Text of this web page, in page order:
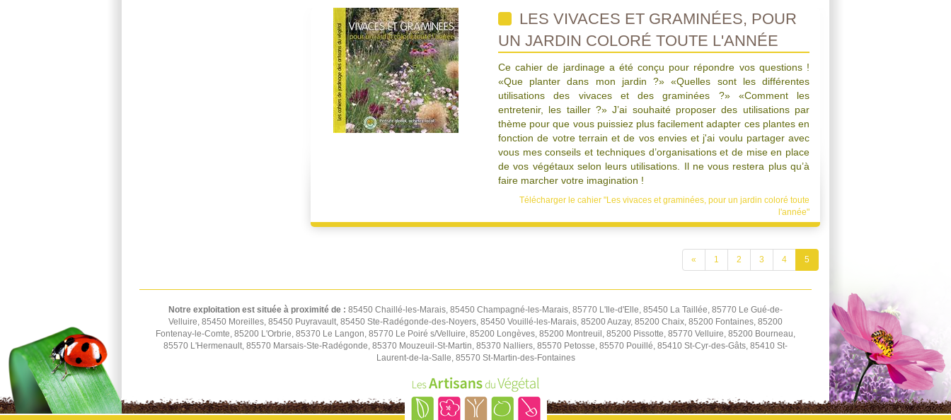
LES VIVACES ET GRAMINÉES, POUR
UN JARDIN COLORÉ TOUTE L'ANNÉE
Ce cahier de jardinage a été conçu pour répondre vos questions !
«Que planter dans mon jardin ?» «Quelles sont les différentes
utilisations des vivaces et des graminées ?» «Comment les
entretenir, les tailler ?» J’ai souhaité proposer des utilisations par
thème pour que vous puissiez plus facilement adapter ces plantes en
fonction de votre terrain et de vos envies et j'ai voulu partager avec
vous mes conseils et techniques d’organisations et de mise en place
de vos végétaux selon leurs utilisations. Il ne vous restera plus qu’à
faire marcher votre imagination !
Télécharger le cahier "Les vivaces et graminées, pour un jardin coloré toute
l'année"
« 1 2 3 4 5
Notre exploitation est située à proximité de : 85450 Chaillé-les-Marais, 85450 Champagné-les-Marais, 85770 L'Ile-d'Elle, 85450 La Taillée, 85770 Le Gué-de-
Velluire, 85450 Moreilles, 85450 Puyravault, 85450 Ste-Radégonde-des-Noyers, 85450 Vouillé-les-Marais, 85200 Auzay, 85200 Chaix, 85200 Fontaines, 85200
Fontenay-le-Comte, 85200 L'Orbrie, 85370 Le Langon, 85770 Le Poiré s/Velluire, 85200 Longèves, 85200 Montreuil, 85200 Pissotte, 85770 Velluire, 85200 Bourneau,
85570 L'Hermenault, 85570 Marsais-Ste-Radégonde, 85370 Mouzeuil-St-Martin, 85370 Nalliers, 85570 Petosse, 85570 Pouillé, 85410 St-Cyr-des-Gâts, 85410 St-
Laurent-de-la-Salle, 85570 St-Martin-des-Fontaines